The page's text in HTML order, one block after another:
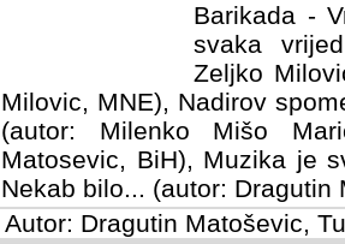
Barikada -
svaka
Milovic,
MNE), Nadirov spomenar
Milenko Mišo Maric, UK),
Muzika je svirala (autor:
(autor: Dragutin Matosevic,
Autor: Dragutin Matoševic,